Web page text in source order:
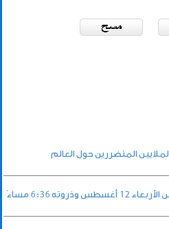
المتضررين حول العالم
6:36 مساءً